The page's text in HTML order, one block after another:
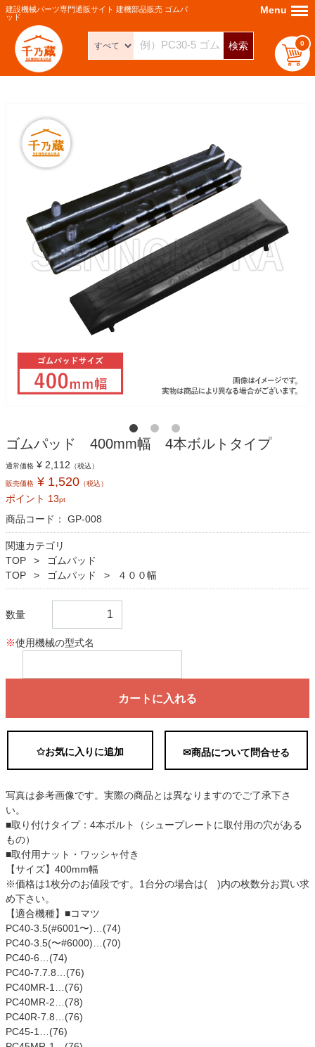
建設機械パーツ専門通販サイト 建機部品販売 ゴムパ
ッド
検索 0
Menu Menu
ゴムパッド 400mm幅 4本ボルトタイプ
通常価格 ¥ 2,112 （税込）
販売価格 ¥ 1,520 （税込）
ポイント 13pt
商品コード： GP-008
関連カテゴリ
TOP
ゴムパッド
TOP
ゴムパッド ４００幅
数量
※使用機械の型式名
カートに入れる
✩お気に入りに追加 ✉商品について問合せる
写真は参考画像です。実際の商品とは異なりますのでご了承下さ
い。
■取り付けタイプ：4本ボルト（シュープレートに取付用の穴がある
もの）
■取付用ナット・ワッシャ付き
【サイズ】400mm幅
※価格は1枚分のお値段です。1台分の場合は( )内の枚数分お買い求
め下さい。
【適合機種】■コマツ
PC40-3.5(#6001〜)…(74)
PC40-3.5(〜#6000)…(70)
PC40-6…(74)
PC40-7.7.8…(76)
PC40MR-1…(76)
PC40MR-2…(78)
PC40R-7.8…(76)
PC45-1…(76)